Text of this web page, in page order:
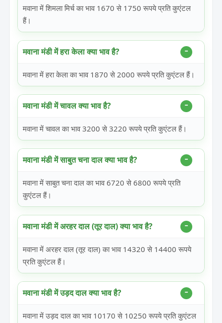
मवाना में शिमला मिर्च का भाव 1670 से 1750 रूपये प्रति कुएंटल
हैं।
मवाना मंडी में हरा केला क्या भाव है?
मवाना में हरा केला का भाव 1870 से 2000 रूपये प्रति कुएंटल हैं।
मवाना मंडी में चावल क्या भाव है?
मवाना में चावल का भाव 3200 से 3220 रूपये प्रति कुएंटल हैं।
मवाना मंडी में साबुत चना दाल क्या भाव है?
मवाना में साबुत चना दाल का भाव 6720 से 6800 रूपये प्रति
कुएंटल हैं।
मवाना मंडी में अरहर दाल (तूर दाल) क्या भाव है?
मवाना में अरहर दाल (तूर दाल) का भाव 14320 से 14400 रूपये
प्रति कुएंटल हैं।
मवाना मंडी में उड़द दाल क्या भाव है?
मवाना में उड़द दाल का भाव 10170 से 10250 रूपये प्रति कुएंटल